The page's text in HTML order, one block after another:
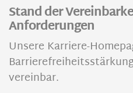
Stand der
Anforderungen
Unsere Karriere-
vereinbar.